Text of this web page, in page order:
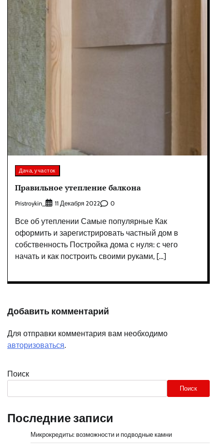
Дача, участок
Правильное утепление балкона
Pristroykin_ 11 Декабря 2022 0
Все об утеплении Самые популярные Как
оформить и зарегистрировать частный дом в
собственность Постройка дома с нуля: с чего
начать и как построить своими руками, […]
Добавить комментарий
Для отправки комментария вам необходимо
авторизоваться.
Поиск
Поиск
Последние записи
Микрокредиты: возможности и подводные камни